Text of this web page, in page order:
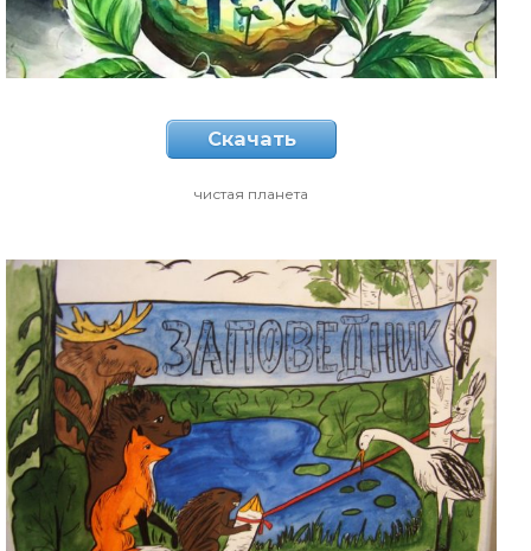
Скачать
чистая планета